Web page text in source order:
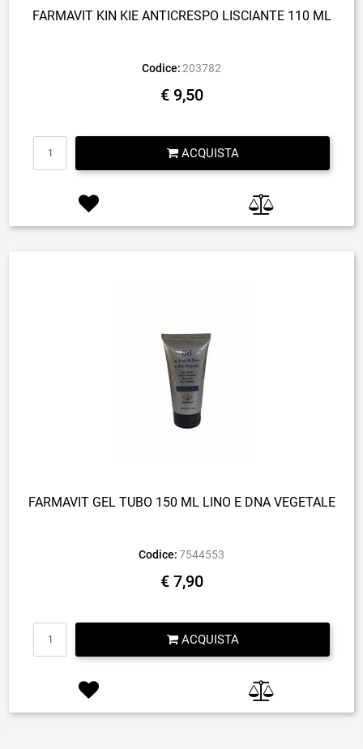
FARMAVIT KIN KIE ANTICRESPO LISCIANTE 110 ML
Codice: 203782
€ 9,50
ACQUISTA
FARMAVIT GEL TUBO 150 ML LINO E DNA VEGETALE
Codice: 7544553
€ 7,90
ACQUISTA